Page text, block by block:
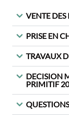
VENTE DES
PRISE EN
TRAVAUX
DECISION
PRIMITIF